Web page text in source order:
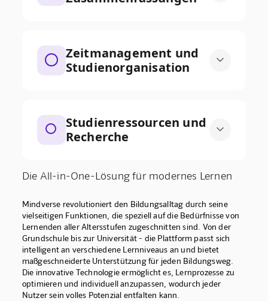
Zeitmanagement und
Studienorganisation
Studienressourcen und
Recherche
Die All-in-One-Lösung für modernes Lernen
Mindverse revolutioniert den Bildungsalltag durch seine
vielseitigen Funktionen, die speziell auf die Bedürfnisse von
Lernenden aller Altersstufen zugeschnitten sind. Von der
Grundschule bis zur Universität - die Plattform passt sich
intelligent an verschiedene Lernniveaus an und bietet
maßgeschneiderte Unterstützung für jeden Bildungsweg.
Die innovative Technologie ermöglicht es, Lernprozesse zu
optimieren und individuell anzupassen, wodurch jeder
Nutzer sein volles Potenzial entfalten kann.